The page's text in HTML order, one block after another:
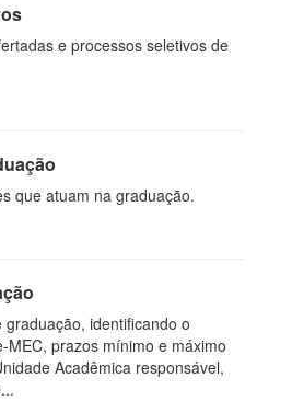
e processos seletivos de
que atuam na graduação.
identificando o
MEC, prazos mínimo e máximo
Acadêmica responsável,